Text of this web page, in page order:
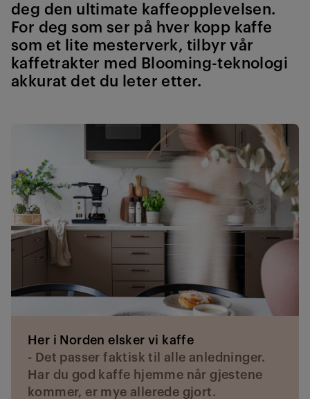
deg den ultimate kaffeopplevelsen.
For deg som ser på hver kopp kaffe
som et lite mesterverk, tilbyr vår
kaffetrakter med Blooming-teknologi
akkurat det du leter etter.
Her i Norden elsker vi kaffe
- Det passer faktisk til alle anledninger.
Har du god kaffe hjemme når gjestene
kommer, er mye allerede gjort.